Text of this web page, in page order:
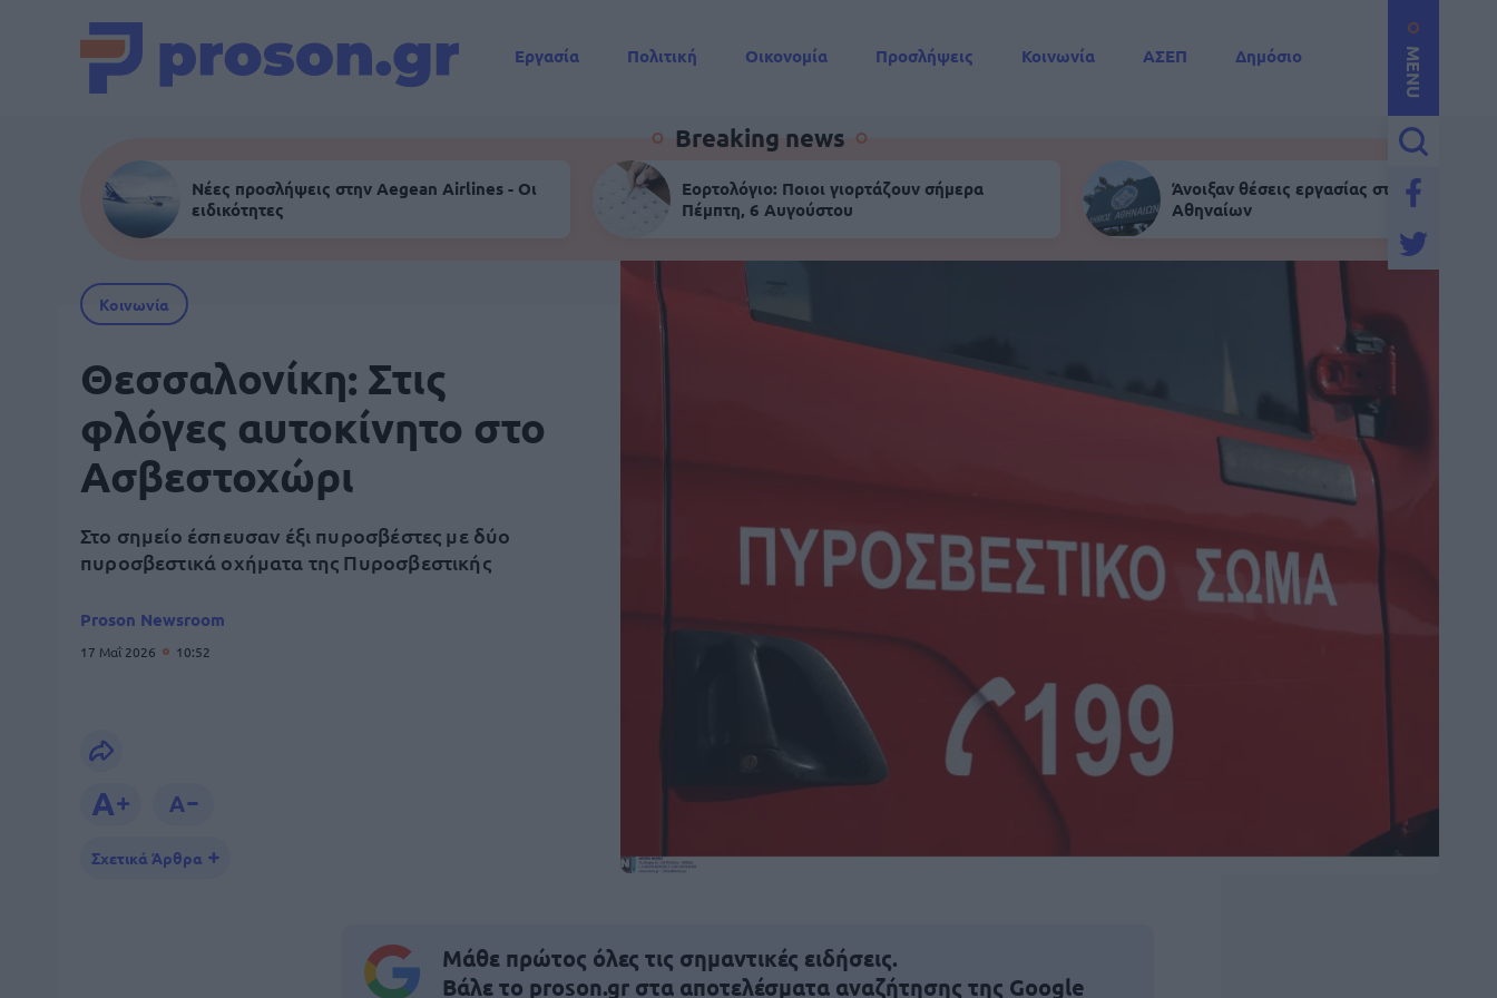
MENU
Εργασία Πολιτική Οικονομία Προσλήψεις Κοινωνία ΑΣΕΠ
Δημόσιο
Breaking news
Νέες προσλήψεις στην Aegean Airlines - Οι
ειδικότητες
Εορτολόγιο: Ποιοι γιορτάζουν σήμερα
Πέμπτη, 6 Αυγούστου
Άνοιξαν θέσεις εργασίας στον Δήμο
Αθηναίων
Κοινωνία
Θεσσαλονίκη: Στις
φλόγες αυτοκίνητο στο
Ασβεστοχώρι
Στο σημείο έσπευσαν έξι πυροσβέστες με δύο
πυροσβεστικά οχήματα της Πυροσβεστικής
Proson Newsroom
17 Μαΐ 2026 10:52
Σχετικά Άρθρα
Μάθε πρώτος όλες τις σημαντικές ειδήσεις.
Βάλε το proson.gr στα αποτελέσματα αναζήτησης της Google